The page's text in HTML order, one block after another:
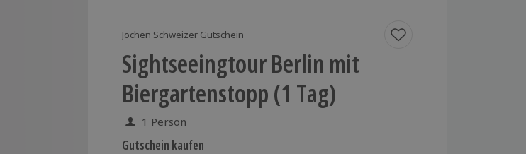
Jochen Schweizer Gutschein
Sightseeingtour Berlin mit
Biergartenstopp (1 Tag)
1 Person
Gutschein kaufen